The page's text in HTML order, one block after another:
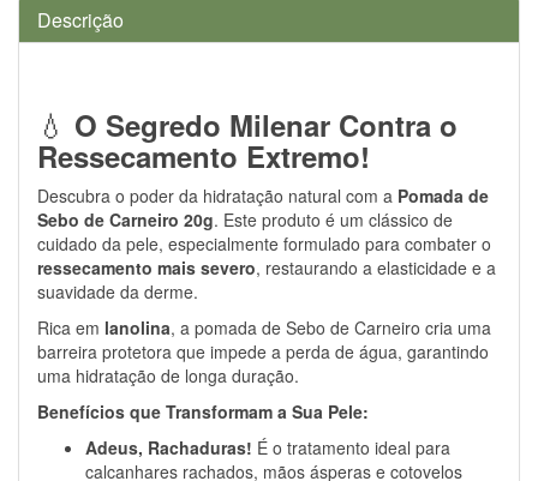
Descrição
💧 O Segredo Milenar Contra o
Ressecamento Extremo!
Descubra o poder da hidratação natural com a Pomada de
Sebo de Carneiro 20g. Este produto é um clássico de
cuidado da pele, especialmente formulado para combater o
ressecamento mais severo, restaurando a elasticidade e a
suavidade da derme.
Rica em lanolina, a pomada de Sebo de Carneiro cria uma
barreira protetora que impede a perda de água, garantindo
uma hidratação de longa duração.
Benefícios que Transformam a Sua Pele:
Adeus, Rachaduras! É o tratamento ideal para
calcanhares rachados, mãos ásperas e cotovelos